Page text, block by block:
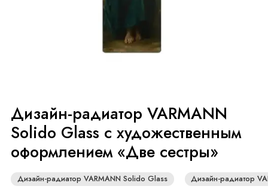
Дизайн-радиатор VARMANN
Solido Glass с художественным
оформлением «Две сестры»
Дизайн-радиатор VARMANN Solido Glass Дизайн-радиатор